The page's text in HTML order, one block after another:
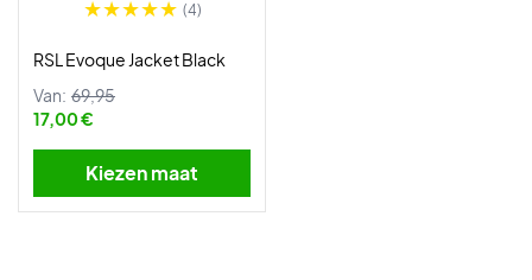
(4)
RSL Evoque Jacket Black
Van: 69,95
17,00 €
Kiezen maat